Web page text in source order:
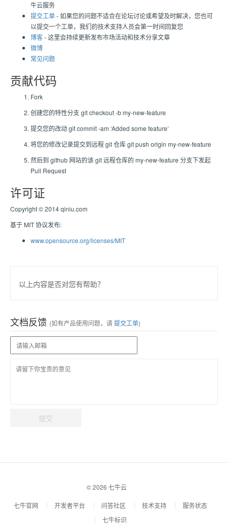
牛云服务
提交工单- 如果您的问题不适合在论坛讨论或希望及时解决，您也可
以提交一个工单，我们的技术支持人员会第一时间回复您
博客- 这里会持续更新发布市场活动和技术分享文章
微博
常见问题
贡献代码
Fork
创建您的特性分支 git checkout -b my-new-feature
提交您的改动 git commit -am ‘Added some feature’
将您的修改记录提交到远程 git 仓库 git push origin my-new-feature
然后到 github 网站的该 git 远程仓库的 my-new-feature 分支下发起
Pull Request
许可证
Copyright © 2014 qiniu.com
基于 MIT 协议发布:
www.opensource.org/licenses/MIT
以上内容是否对您有帮助？
文档反馈 (如有产品使用问题，请提交工单)
提交
© 2026 七牛云
七牛官网 开发者平台 问答社区 技术支持
服务状态
七牛标识